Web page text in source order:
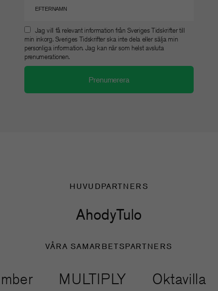
Jag vill få relevant information från Sveriges Tidskrifter till
min inkorg. Sveriges Tidskrifter ska inte dela eller sälja min
personliga information. Jag kan när som helst avsluta
prenumerationen.
HUVUDPARTNERS
AhodyTulo
VÅRA SAMARBETSPARTNERS
MULTIPLY Oktavilla